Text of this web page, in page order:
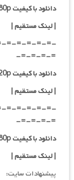
دانلود با کیفیت BluRay 1080p ریلیز F2M
|لینک مستقیم|
=-=-=-=-=-
=-=-=-=-
دانلود با کیفیت BluRay 720p ریلیز F2M
| لینک مستقیم|
=-=-=-=-=-
=-=-=-=-
دانلود با کیفیت BluRay 480p ریلیز F2M
| لینک مستقیم|
پیشنهادات سایت: